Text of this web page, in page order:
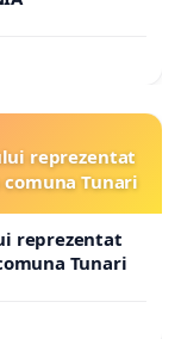
reprezentat
Tunari
reprezentat
Tunari